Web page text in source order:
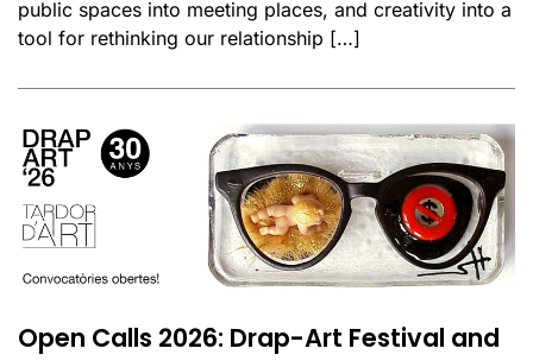
public spaces into meeting places, and creativity into a
tool for rethinking our relationship […]
Open Calls 2026: Drap-Art Festival and